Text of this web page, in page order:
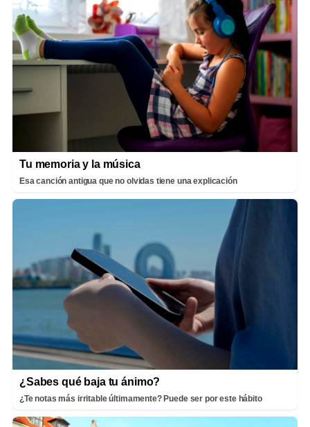
Tu memoria y la música
Esa canción antigua que no olvidas tiene una explicación
¿Sabes qué baja tu ánimo?
¿Te notas más irritable últimamente? Puede ser por este hábito